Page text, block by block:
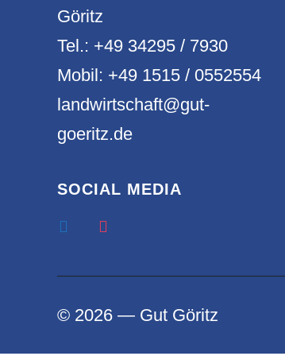
Göritz
Tel.: +49 34295 / 7930
Mobil: +49 1515 / 0552554
landwirtschaft@gut-
goeritz.de
SOCIAL MEDIA
© 2026 — Gut Göritz